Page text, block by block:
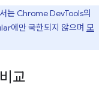
는 Chrome DevTools의
에만 국한되지 않으며 모
교